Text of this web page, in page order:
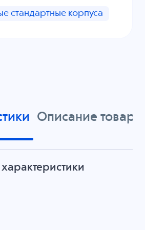
стандартные корпуса
Описание товара